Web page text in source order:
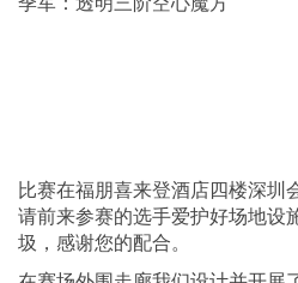
比赛在福朋喜来登酒店四楼深圳
请前来参赛的选手爱护好场地设
圾，感谢您的配合。